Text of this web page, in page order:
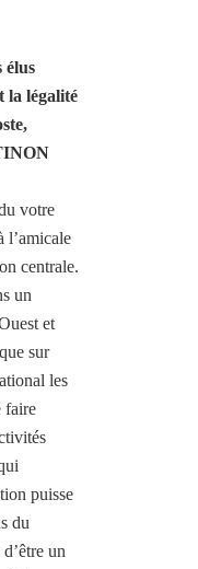
élus
la légalité
votre
l’amicale
centrale.
un
et
sur
les
faire
puisse
du
un